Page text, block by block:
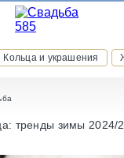
Кольца и украшения
тренды зимы 2024/